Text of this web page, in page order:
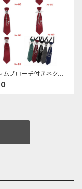
ムブローチ付きネクタ
)